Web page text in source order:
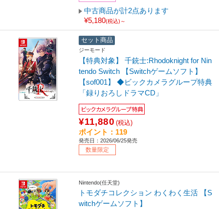
中古商品が計2点あります
¥5,180(税込)～
セット商品
ジーモード
【特典対象】 千銃士:Rhodoknight for Nin
tendo Switch 【Switchゲームソフト】
【sof001】 ◆ビックカメラグループ特典
「録りおろしドラマCD」
ビックカメラグループ特典
¥11,880 (税込)
ポイント：119
発売日：2026/06/25発売
数量限定
Nintendo(任天堂)
トモダチコレクション わくわく生活 【S
witchゲームソフト】